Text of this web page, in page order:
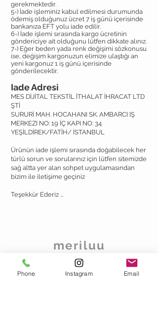
gerekmektedir.
5-) İade işleminiz kabul edilmesi durumunda
ödemiş olduğunuz ücret 7 iş günü içerisinde
bankanıza EFT yolu iade edilir.
6-) İade işlemi sırasında kargo ücretinin
göndericiye ait olduğunu lütfen dikkate alınız.
7-) Eğer beden yada renk değişimi sözkonusu
ise, değişim kargonuzun elimize ulaştığı an
yeni kargonuz 1 iş günü içerisinde
gönderilecektir.
Iade Adresi
MES DİJİTAL TEKSTİL İTHALAT İHRACAT LTD
ŞTİ
SURURİ MAH. HOCAHANI SK. AMBARCI IŞ
MERKEZI NO: 19 İÇ KAPI NO: 34
YEŞİLDİREK/FATİH/ İSTANBUL
Ürünün iade işlemi sırasında doğabilecek her
türlü sorun ve sorularınız için lütfen sitemizde
sağ altta yer alan sohpet uygulamasından
bizim ile iletişime geçiniz
Teşekkür Ederiz ...
meriluu
Teslimat ve Iade Koşulları
Mesafeli SatisSözleşmesi
Phone Instagram Email